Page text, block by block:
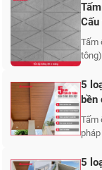
Tấm
5
bền
cao
Tấm
5